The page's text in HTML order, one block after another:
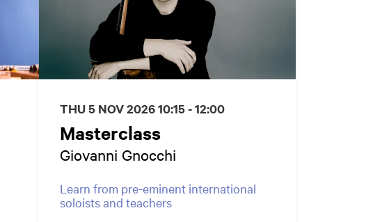
Masterclass
Giovanni Gnocchi
Learn from pre-eminent international
soloists and teachers
THU 5 NOV 202610:15 - 12:00